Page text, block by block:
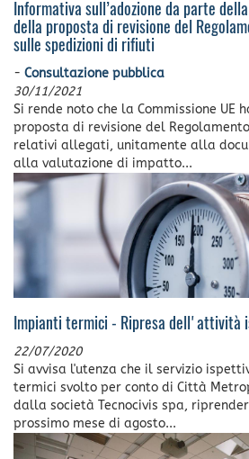
Informativa sull’adozione da parte
della proposta di revisione del
sulle spedizioni di rifiuti
- Consultazione pubblica
30/11/2021
Si rende noto che la Commissione UE
proposta di revisione del
relativi allegati, unitamente alla
alla valutazione di impatto...
Impianti termici - Ripresa dell'attività
22/07/2020
Si avvisa l'utenza che il servizio
termici svolto per conto di Città
dalla società Tecnocivis spa,
prossimo mese di agosto...